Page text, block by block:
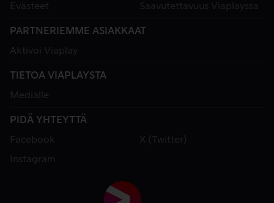
Evästeet
Saavutettavuus Viaplayssa
PARTNERIEMME ASIAKKAAT
Aktivoi Viaplay
TIETOA VIAPLAYSTA
Medialle
PIDÄ YHTEYTTÄ
Facebook
X (Twitter)
Instagram